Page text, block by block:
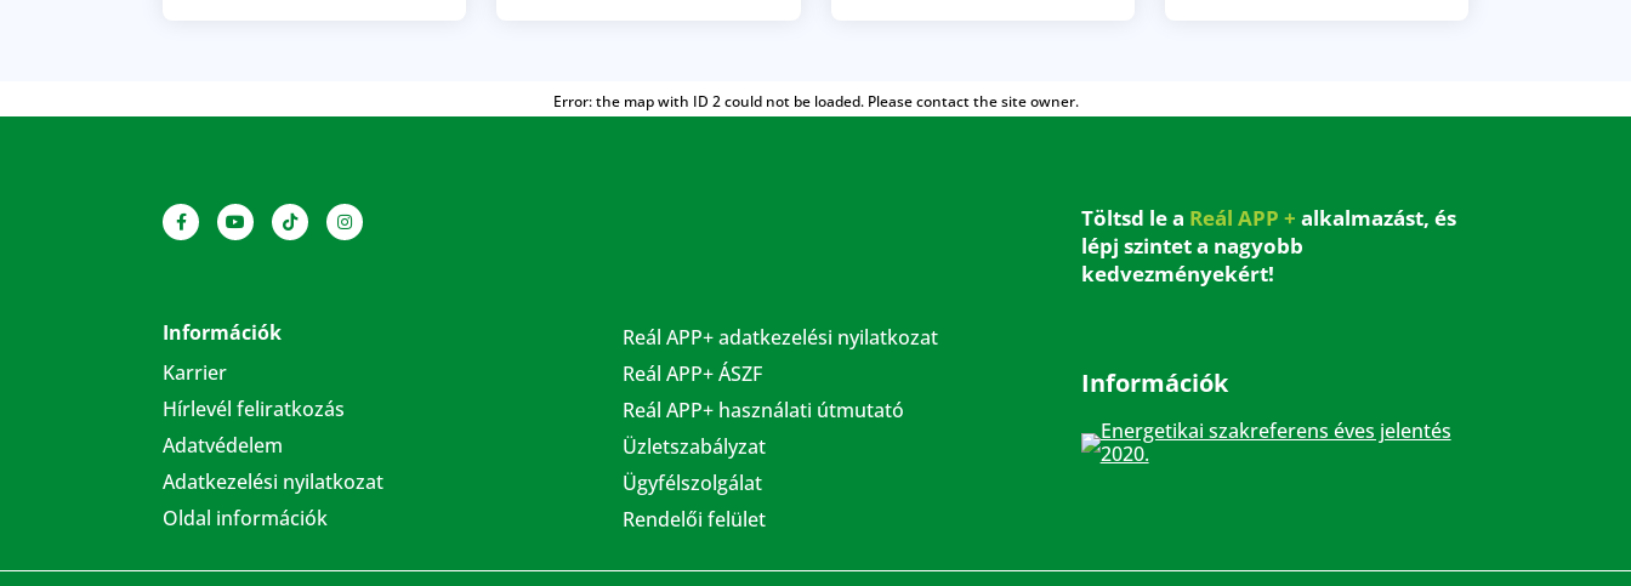
Error: the map with ID 2 could not be loaded. Please contact the site owner.
Töltsd le a Reál APP + alkalmazást, és
lépj szintet a nagyobb
kedvezményekért!
Információk
Karrier
Hírlevél feliratkozás
Adatvédelem
Adatkezelési nyilatkozat
Oldal információk
Reál APP+ adatkezelési nyilatkozat
Reál APP+ ÁSZF
Reál APP+ használati útmutató
Üzletszabályzat
Ügyfélszolgálat
Rendelői felület
Információk
Energetikai szakreferens éves jelentés
2020.